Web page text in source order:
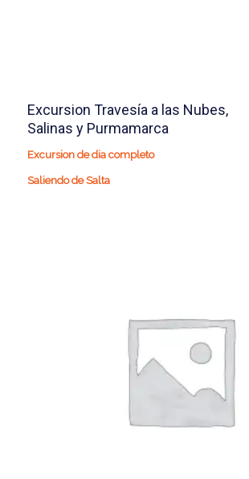
Excursion Travesía a las Nubes,
Salinas y Purmamarca
Excursion de dia completo
Saliendo de Salta